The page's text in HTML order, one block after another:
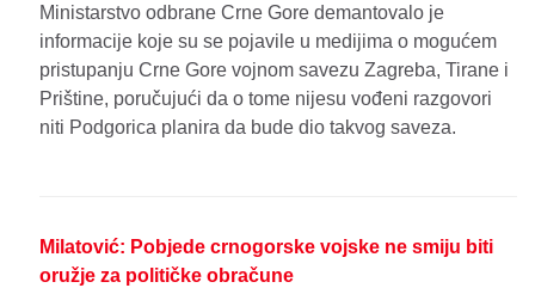
Ministarstvo odbrane Crne Gore demantovalo je
informacije koje su se pojavile u medijima o mogućem
pristupanju Crne Gore vojnom savezu Zagreba, Tirane i
Prištine, poručujući da o tome nijesu vođeni razgovori
niti Podgorica planira da bude dio takvog saveza.
Milatović: Pobjede crnogorske vojske ne smiju biti
oružje za političke obračune